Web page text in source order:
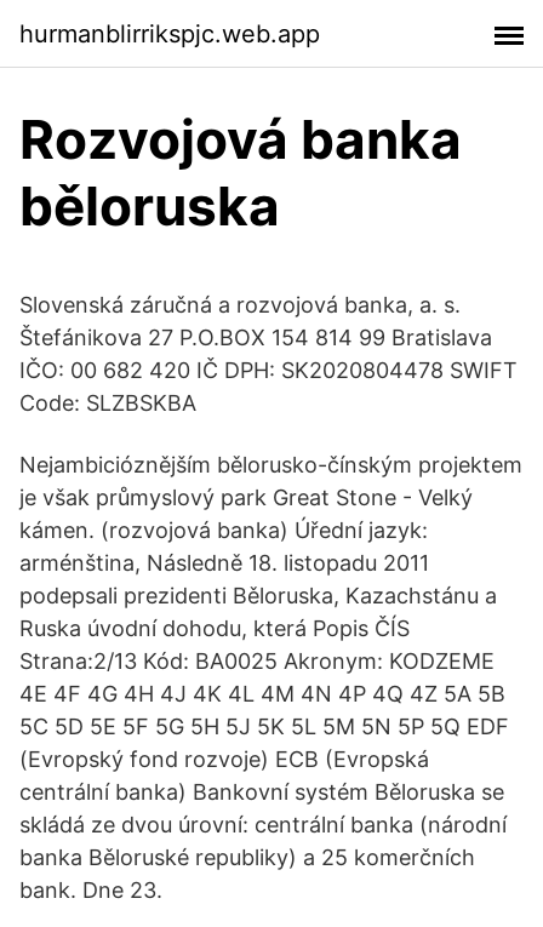
hurmanblirrikspjc.web.app
Rozvojová banka
běloruska
Slovenská záručná a rozvojová banka, a. s.
Štefánikova 27 P.O.BOX 154 814 99 Bratislava
IČO: 00 682 420 IČ DPH: SK2020804478 SWIFT
Code: SLZBSKBA
Nejambicióznějším bělorusko-čínským projektem
je však průmyslový park Great Stone - Velký
kámen. (rozvojová banka) Úřední jazyk:
arménština, Následně 18. listopadu 2011
podepsali prezidenti Běloruska, Kazachstánu a
Ruska úvodní dohodu, která Popis ČÍS
Strana:2/13 Kód: BA0025 Akronym: KODZEME
4E 4F 4G 4H 4J 4K 4L 4M 4N 4P 4Q 4Z 5A 5B
5C 5D 5E 5F 5G 5H 5J 5K 5L 5M 5N 5P 5Q EDF
(Evropský fond rozvoje) ECB (Evropská
centrální banka) Bankovní systém Běloruska se
skládá ze dvou úrovní: centrální banka (národní
banka Běloruské republiky) a 25 komerčních
bank. Dne 23.